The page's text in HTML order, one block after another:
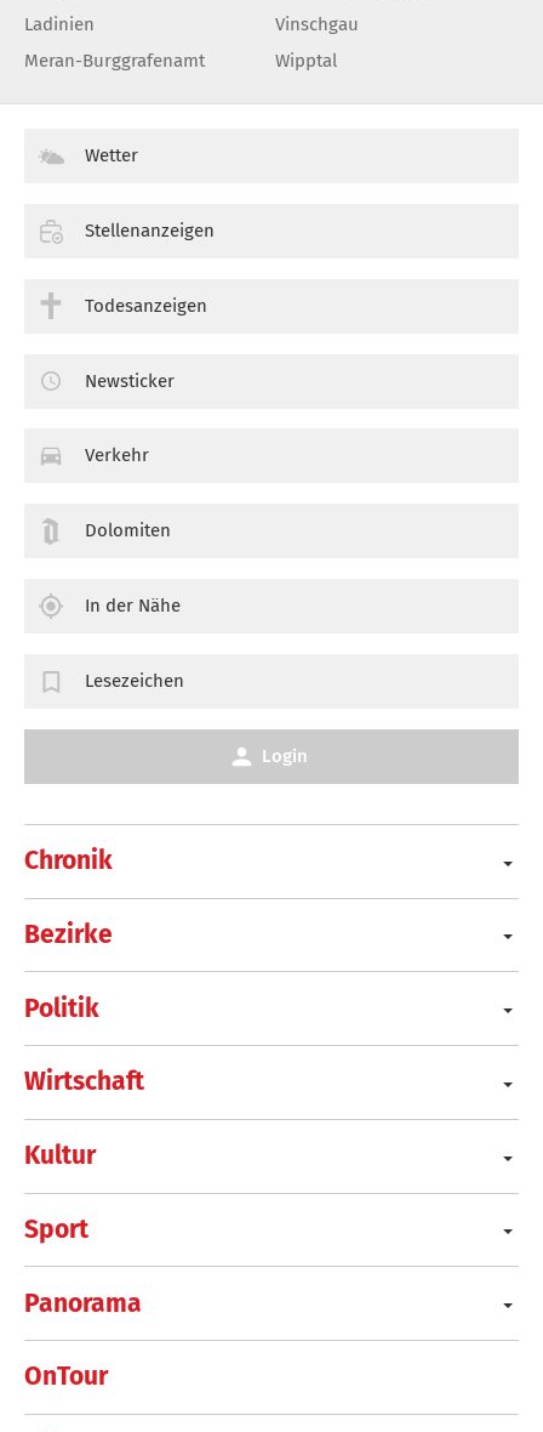
Ladinien
Meran-Burggrafenamt
Vinschgau
Wipptal
Chronik
Bezirke
Politik
Wirtschaft
Kultur
Sport
Panorama
OnTour
Wetter
Stellenanzeigen
Todesanzeigen
Newsticker
Verkehr
Dolomiten
In der Nähe
Lesezeichen
Login